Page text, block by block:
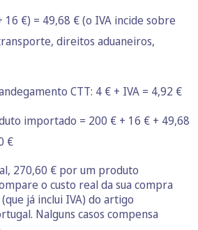
16 €) = 49,68 € (o IVA incide sobre
direitos aduaneiros,
CTT: 4 € + IVA = 4,92 €
importado = 200 € + 16 € + 49,68
€
270,60 € por um produto
o custo real da sua compra
já inclui IVA) do artigo
Nalguns casos compensa